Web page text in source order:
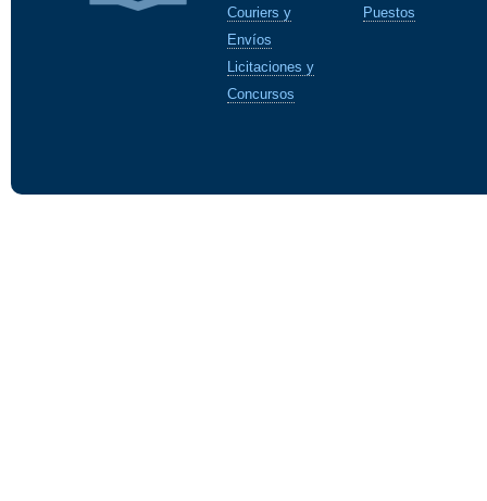
Couriers y
Envíos
Licitaciones y
Concursos
Puestos